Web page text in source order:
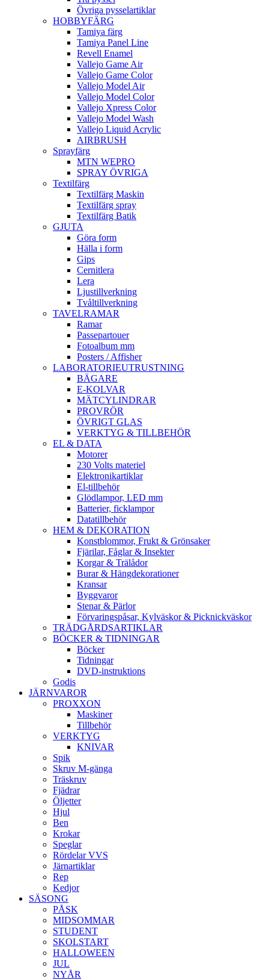
Övriga pysselartiklar
HOBBYFÄRG
Tamiya färg
Tamiya Panel Line
Revell Enamel
Vallejo Game Air
Vallejo Game Color
Vallejo Model Air
Vallejo Model Color
Vallejo Xpress Color
Vallejo Model Wash
Vallejo Liquid Acrylic
AIRBRUSH
Sprayfärg
MTN WEPRO
SPRAY ÖVRIGA
Textilfärg
Textilfärg Maskin
Textilfärg spray
Textilfärg Batik
GJUTA
Göra form
Hälla i form
Gips
Cernitlera
Lera
Ljustillverkning
Tvåltillverkning
TAVELRAMAR
Ramar
Passepartouer
Fotoalbum mm
Posters / Affisher
LABORATORIEUTRUSTNING
BÄGARE
E-KOLVAR
MÄTCYLINDRAR
PROVRÖR
ÖVRIGT GLAS
VERKTYG & TILLBEHÖR
EL & DATA
Motorer
230 Volts materiel
Elektronikartiklar
El-tillbehör
Glödlampor, LED mm
Batterier, ficklampor
Datatillbehör
HEM & DEKORATION
Konstblommor, Frukt & Grönsaker
Fjärilar, Fåglar & Insekter
Korgar & Trälådor
Burar & Hängdekorationer
Kransar
Byggvaror
Stenar & Pärlor
Förvaringspåsar, Kylväskor & Picknickväskor
TRÄDGÅRDSARTIKLAR
BÖCKER & TIDNINGAR
Böcker
Tidningar
DVD-instruktions
Godis
JÄRNVAROR
PROXXON
Maskiner
Tillbehör
VERKTYG
KNIVAR
Spik
Skruv M-gänga
Träskruv
Fjädrar
Öljetter
Hjul
Ben
Krokar
Speglar
Rördelar VVS
Järnartiklar
Rep
Kedjor
SÄSONG
PÅSK
MIDSOMMAR
STUDENT
SKOLSTART
HALLOWEEN
JUL
NYÅR